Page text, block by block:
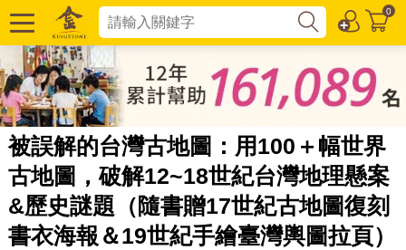
0
被誤解的台灣古地圖：用100＋幅世界
古地圖，破解12~18世紀台灣地理懸案
&歷史謎題（隨書贈17世紀古地圖復刻
書衣海報＆19世紀手繪臺灣輿圖拉頁）